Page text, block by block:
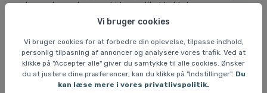
Vi bruger cookies
Vi bruger cookies for at forbedre din oplevelse, tilpasse indhold,
personlig tilpasning af annoncer og analysere vores trafik. Ved at
klikke på "Accepter alle" giver du samtykke til alle cookies. Ønsker
du at justere dine præferencer, kan du klikke på "Indstillinger". Du
kan læse mere i vores privatlivspolitik.
placerede mesh-zoner bidrager til at holde benene
afkølede og tørre ? selv under intensiv træning eller i
målrettet kompression gør sleevet velegnet til både
træning og konkurrence.
En specialudformet zone omkring akillessenen øger